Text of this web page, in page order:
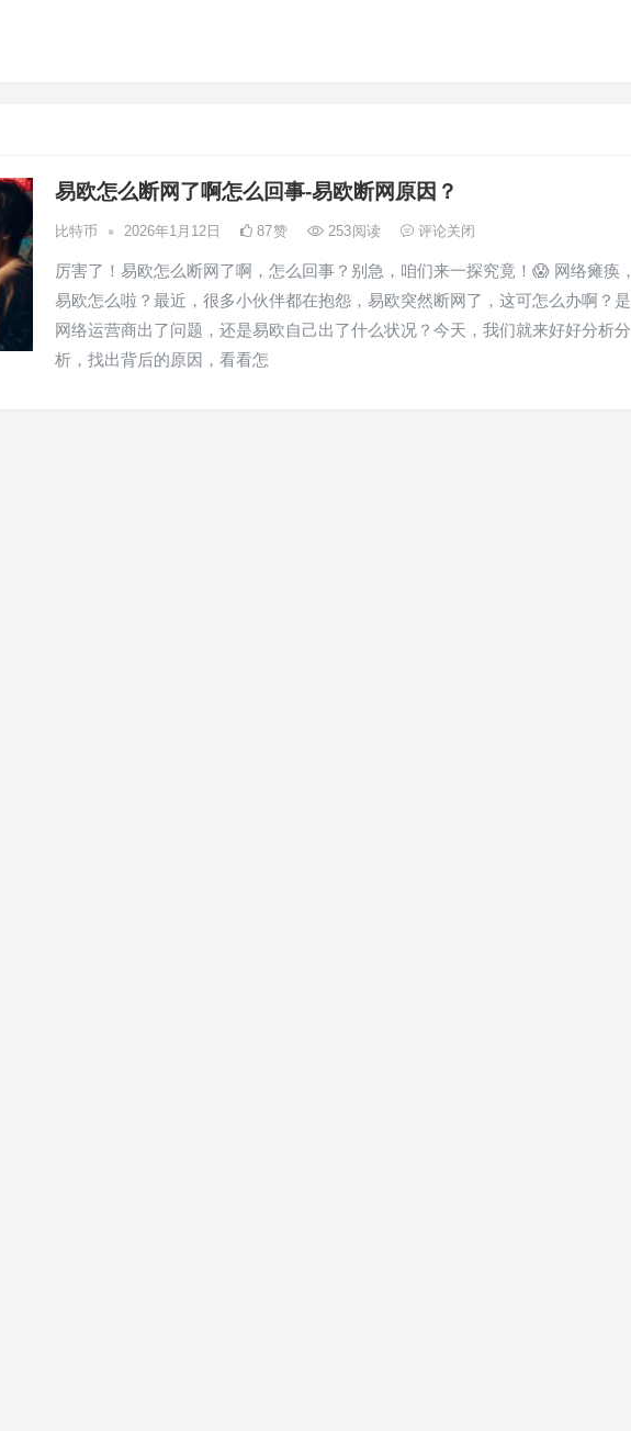
易欧怎么断网了啊怎么回事-易欧断网原因？
比特币 • 2026年1月12日 87赞 253阅读 评论关闭
厉害了！易欧怎么断网了啊，怎么回事？别急，咱们来一探究竟！😱 网络瘫痪，
易欧怎么啦？最近，很多小伙伴都在抱怨，易欧突然断网了，这可怎么办啊？是
网络运营商出了问题，还是易欧自己出了什么状况？今天，我们就来好好分析分
析，找出背后的原因，看看怎